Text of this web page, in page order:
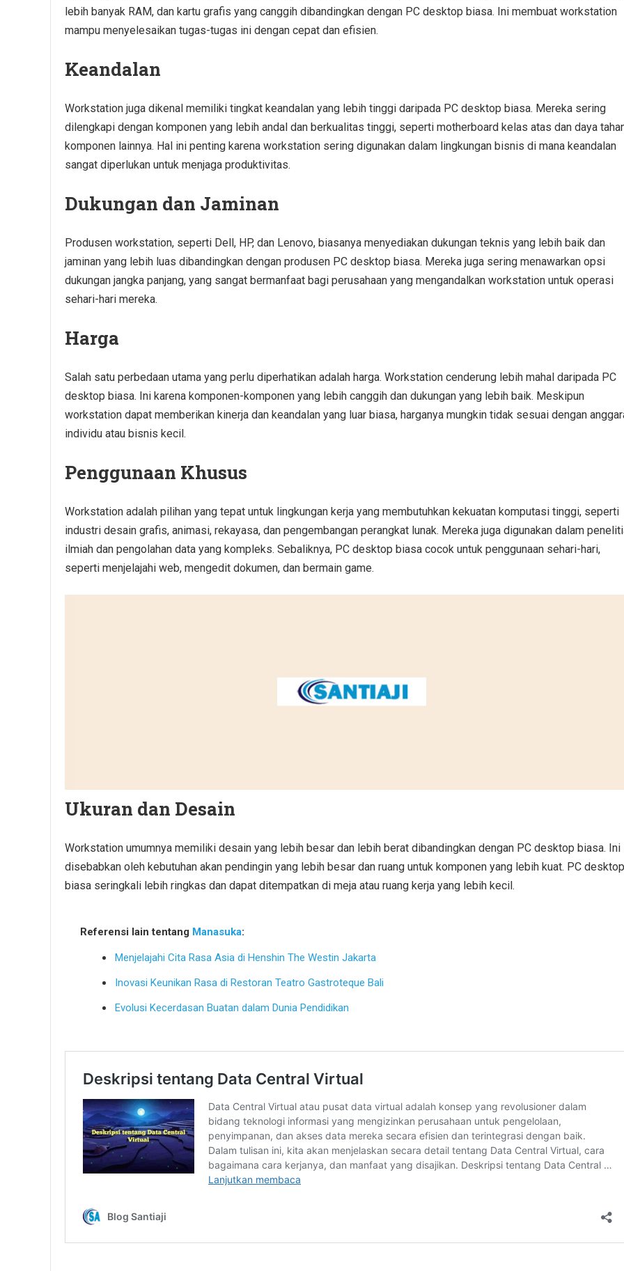
lebih banyak RAM, dan kartu grafis yang canggih dibandingkan dengan PC desktop biasa. Ini membuat workstation
mampu menyelesaikan tugas-tugas ini dengan cepat dan efisien.
Keandalan
Workstation juga dikenal memiliki tingkat keandalan yang lebih tinggi daripada PC desktop biasa. Mereka sering
dilengkapi dengan komponen yang lebih andal dan berkualitas tinggi, seperti motherboard kelas atas dan daya
komponen lainnya. Hal ini penting karena workstation sering digunakan dalam lingkungan bisnis di mana keandalan
sangat diperlukan untuk menjaga produktivitas.
Dukungan dan Jaminan
Produsen workstation, seperti Dell, HP, dan Lenovo, biasanya menyediakan dukungan teknis yang lebih baik dan
jaminan yang lebih luas dibandingkan dengan produsen PC desktop biasa. Mereka juga sering menawarkan opsi
dukungan jangka panjang, yang sangat bermanfaat bagi perusahaan yang mengandalkan workstation untuk operasi
sehari-hari mereka.
Harga
Salah satu perbedaan utama yang perlu diperhatikan adalah harga. Workstation cenderung lebih mahal daripada PC
desktop biasa. Ini karena komponen-komponen yang lebih canggih dan dukungan yang lebih baik. Meskipun
workstation dapat memberikan kinerja dan keandalan yang luar biasa, harganya mungkin tidak sesuai dengan
individu atau bisnis kecil.
Penggunaan Khusus
Workstation adalah pilihan yang tepat untuk lingkungan kerja yang membutuhkan kekuatan komputasi tinggi, seperti
industri desain grafis, animasi, rekayasa, dan pengembangan perangkat lunak. Mereka juga digunakan dalam
ilmiah dan pengolahan data yang kompleks. Sebaliknya, PC desktop biasa cocok untuk penggunaan sehari-hari,
seperti menjelajahi web, mengedit dokumen, dan bermain game.
Ukuran dan Desain
Workstation umumnya memiliki desain yang lebih besar dan lebih berat dibandingkan dengan PC desktop biasa. Ini
disebabkan oleh kebutuhan akan pendingin yang lebih besar dan ruang untuk komponen yang lebih kuat. PC desktop
biasa seringkali lebih ringkas dan dapat ditempatkan di meja atau ruang kerja yang lebih kecil.
Referensi lain tentang Manasuka:
Menjelajahi Cita Rasa Asia di Henshin The Westin Jakarta
Inovasi Keunikan Rasa di Restoran Teatro Gastroteque Bali
Evolusi Kecerdasan Buatan dalam Dunia Pendidikan